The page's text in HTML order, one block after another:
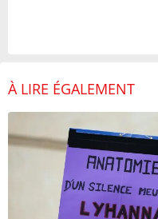
À LIRE ÉGALEMENT